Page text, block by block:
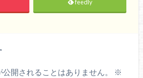
feedly
開されることはありません。
※